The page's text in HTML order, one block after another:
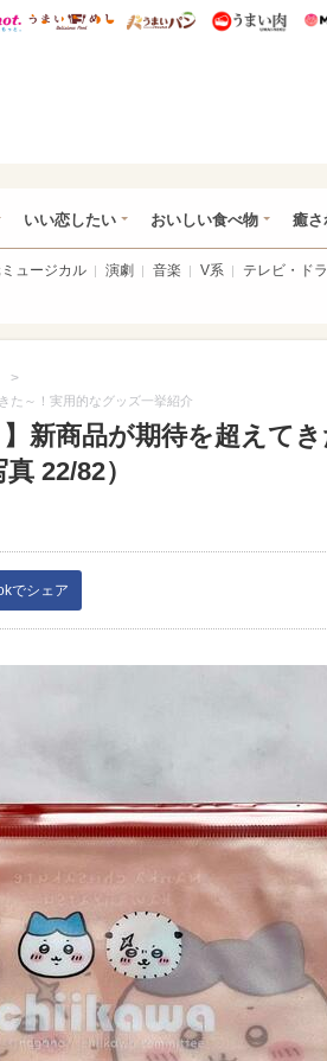
あ総研 ディズニー特集
mimot. うまいめし うまいパン う
いい恋したい おいしい食べ物 癒さ
ュージカル 演劇 音楽 V系 テレビ・ド
>
た～！実用的なグッズ一挙紹介
新商品が期待を超えてき
22/82）
でシェア